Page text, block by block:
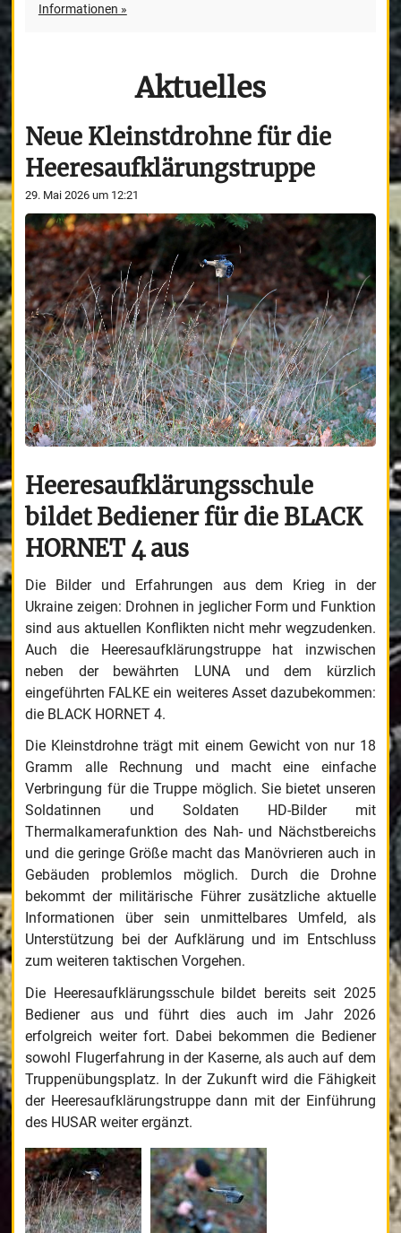
Informationen »
Aktuelles
Neue Kleinstdrohne für die
Heeresaufklärungstruppe
29. Mai 2026 um 12:21
Heeresaufklärungsschule
bildet Bediener für die BLACK
HORNET 4 aus
Die Bilder und Erfahrungen aus dem Krieg in der
Ukraine zeigen: Drohnen in jeglicher Form und Funktion
sind aus aktuellen Konflikten nicht mehr wegzudenken.
Auch die Heeresaufklärungstruppe hat inzwischen
neben der bewährten LUNA und dem kürzlich
eingeführten FALKE ein weiteres Asset dazubekommen:
die BLACK HORNET 4.
Die Kleinstdrohne trägt mit einem Gewicht von nur 18
Gramm alle Rechnung und macht eine einfache
Verbringung für die Truppe möglich. Sie bietet unseren
Soldatinnen und Soldaten HD-Bilder mit
Thermalkamerafunktion des Nah- und Nächstbereichs
und die geringe Größe macht das Manövrieren auch in
Gebäuden problemlos möglich. Durch die Drohne
bekommt der militärische Führer zusätzliche aktuelle
Informationen über sein unmittelbares Umfeld, als
Unterstützung bei der Aufklärung und im Entschluss
zum weiteren taktischen Vorgehen.
Die Heeresaufklärungsschule bildet bereits seit 2025
Bediener aus und führt dies auch im Jahr 2026
erfolgreich weiter fort. Dabei bekommen die Bediener
sowohl Flugerfahrung in der Kaserne, als auch auf dem
Truppenübungsplatz. In der Zukunft wird die Fähigkeit
der Heeresaufklärungstruppe dann mit der Einführung
des HUSAR weiter ergänzt.